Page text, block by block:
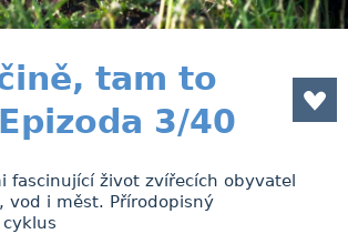
tam to
3/40
fascinující život zvířecích obyvatel
vod i měst. Přírodopisný